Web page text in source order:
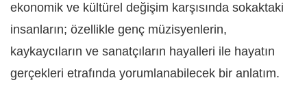
ekonomik ve kültürel değişim karşısında sokaktaki
insanların; özellikle genç müzisyenlerin,
kaykaycıların ve sanatçıların hayalleri ile hayatın
gerçekleri etrafında yorumlanabilecek bir anlatım.